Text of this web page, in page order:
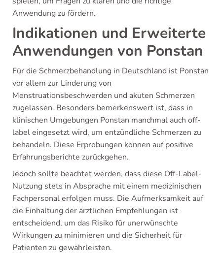
Anwendung zu fördern.
Indikationen und Erweiterte
Anwendungen von Ponstan
Für die Schmerzbehandlung in Deutschland ist Ponstan
vor allem zur Linderung von
Menstruationsbeschwerden und akuten Schmerzen
zugelassen. Besonders bemerkenswert ist, dass in
klinischen Umgebungen Ponstan manchmal auch off-
label eingesetzt wird, um entzündliche Schmerzen zu
behandeln. Diese Erprobungen können auf positive
Erfahrungsberichte zurückgehen.
Jedoch sollte beachtet werden, dass diese Off-Label-
Nutzung stets in Absprache mit einem medizinischen
Fachpersonal erfolgen muss. Die Aufmerksamkeit auf
die Einhaltung der ärztlichen Empfehlungen ist
entscheidend, um das Risiko für unerwünschte
Wirkungen zu minimieren und die Sicherheit für
Patienten zu gewährleisten.